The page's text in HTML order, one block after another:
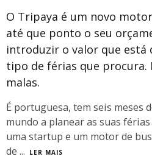
O Tripaya é um novo
até que ponto o seu
introduzir o valor que está
tipo de férias que procura.
malas.
É portuguesa, tem seis meses
mundo a planear as suas
uma startup e um motor de
de ... LER MAIS